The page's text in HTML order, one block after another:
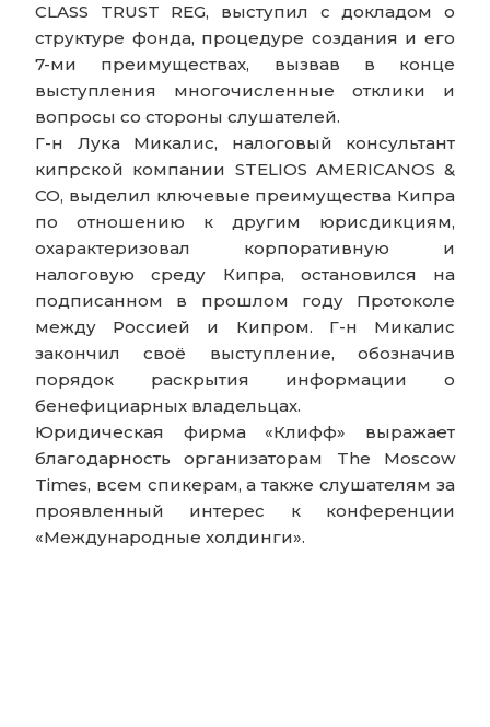
CLASS TRUST REG, выступил с докладом о
структуре фонда, процедуре создания и его
7-ми преимуществах, вызвав в конце
выступления многочисленные отклики и
вопросы со стороны слушателей.
Г-н Лука Микалис, налоговый консультант
кипрской компании STELIOS AMERICANOS &
CO, выделил ключевые преимущества Кипра
по отношению к другим юрисдикциям,
охарактеризовал корпоративную и
налоговую среду Кипра, остановился на
подписанном в прошлом году Протоколе
между Россией и Кипром. Г-н Микалис
закончил своё выступление, обозначив
порядок раскрытия информации о
бенефициарных владельцах.
Юридическая фирма «Клифф» выражает
благодарность организаторам The Moscow
Times, всем спикерам, а также слушателям за
проявленный интерес к конференции
«Международные холдинги».